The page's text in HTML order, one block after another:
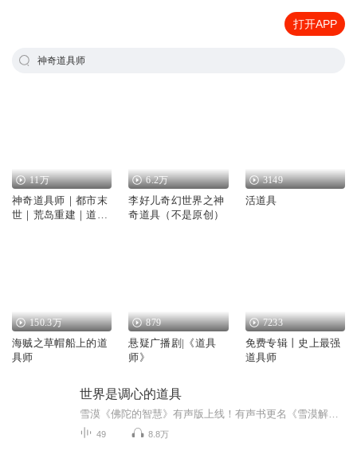
打开APP
神奇道具师
11万
神奇道具师｜都市末
世｜荒岛重建｜道具
6.2万
李好儿奇幻世界之神
奇道具（不是原创）
3149
活道具
150.3万
海贼之草帽船上的道
具师
879
悬疑广播剧|《道具
师》
7233
免费专辑丨史上最强
道具师
世界是调心的道具
49 8.8万